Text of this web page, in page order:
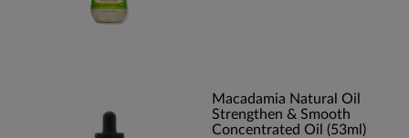
Macadamia Natural Oil
Strengthen & Smooth
Concentrated Oil (53ml)